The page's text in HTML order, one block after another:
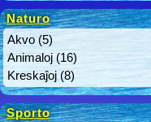
Naturo
Akvo (5)
Animaloj (16)
Kreskaĵoj (8)
Sporto